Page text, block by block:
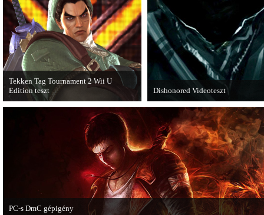
első nagyszabású kiegészítője, a Rally
Expansion Pack.
Dishonored Videoteszt
Chris és Wilson bemutatja a 2012-
egyik legnagyobb meglepetését.
Pörögjön a Dishonored videoteszt!
Tekken Tag Tournament 2 Wii U
Edition teszt
Az extrákkal felturbózott Tekken Tag
Tournament 2 a Wii U konzolon is
PC-s DmC gépigény